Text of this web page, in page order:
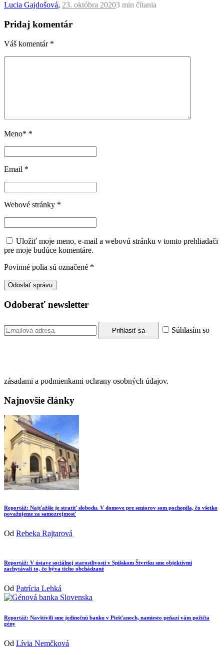
Lucia Gajdošová, 23. októbra 20203 min čítania
Pridaj komentár
Váš komentár *
Meno* *
Email *
Webové stránky *
Uložiť moje meno, e-mail a webovú stránku v tomto prehliadači
pre moje budúce komentáre.
Povinné polia sú označené *
Odoberať newsletter
Súhlasím so
zásadami a podmienkami ochrany osobných údajov.
Najnovšie články
Reportáž: Najťažšie je stratiť slobodu. V domove pre seniorov som pochopila, čo všetko
považujeme za samozrejmosť
Od Rebeka Rajtarová
Reportáž: V ústave sociálnej starostlivosti v Spišskom Štvrtku sme objektívmi
zachytávali to, čo býva ticho obchádzané
Od Patrícia Lehká
Reportáž: Navštívili sme jedinečnú banku v Piešťanoch, namiesto peňazí vám požičia
gény
Od Lívia Nemčková